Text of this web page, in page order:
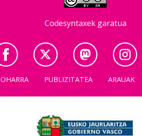
Codesyntaxek garatua
PUBLIZITATEA ARAUAK